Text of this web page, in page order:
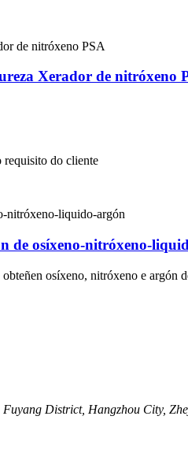
Xerador de nitróxeno
requisito do cliente
de osíxeno-nitróxeno-
osíxeno, nitróxeno e
District, Hangzhou City,